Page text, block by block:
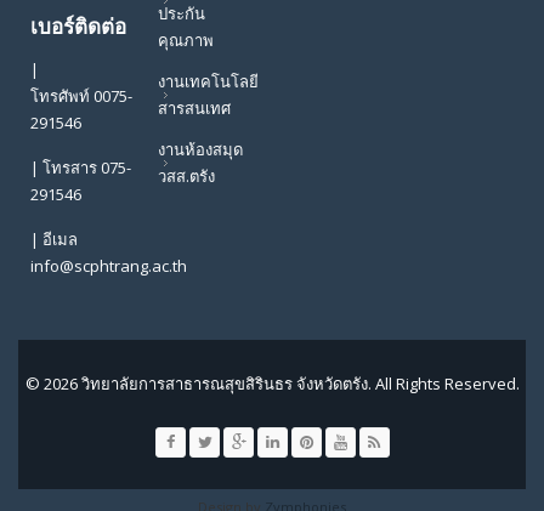
เบอร์ติดต่อ
|
โทรศัพท์ 0075-
291546
| โทรสาร 075-
291546
| อีเมล
info@scphtrang.ac.th
ประกัน
คุณภาพ
งานเทคโนโลยี
สารสนเทศ
งานห้องสมุด
วสส.ตรัง
© 2026 วิทยาลัยการสาธารณสุขสิรินธร จังหวัดตรัง. All Rights Reserved.
Design by Zymphonies